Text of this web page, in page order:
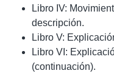
Libro IV:
descripción.
Libro V:
Libro VI:
(continuación).